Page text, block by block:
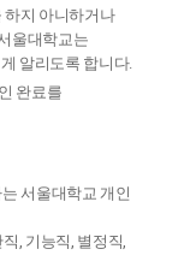
지 아니하거나
울대학교는
알리도록 합니다.
완료를
서울대학교 개인
, 기능직, 별정직,